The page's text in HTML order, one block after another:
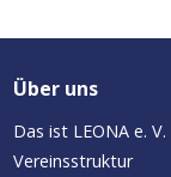
Über uns
Das ist LEONA e. V.
Vereinsstruktur